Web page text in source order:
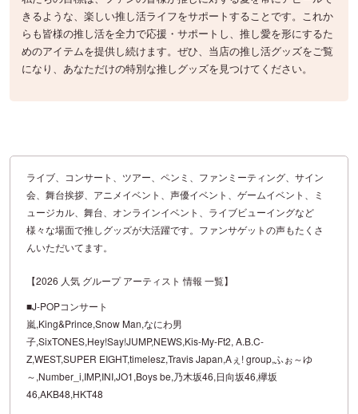
きるような、楽しい推し活ライフをサポートすることです。これか
らも皆様の推し活を全力で応援・サポートし、推し愛を形にするた
めのアイテムを提供し続けます。ぜひ、当店の推し活グッズをご覧
になり、あなただけの特別な推しグッズを見つけてください。
ライブ、コンサート、ツアー、ペンミ、ファンミーティング、サイン
会、舞台挨拶、アニメイベント、声優イベント、ゲームイベント、ミ
ュージカル、舞台、オンラインイベント、ライブビューイングなど
様々な場面で推しグッズが大活躍です。ファンサゲットの声もたくさ
んいただいてます。
【2026 人気 グループ アーティスト 情報 一覧】
■J-POPコンサート
嵐,King&Prince,Snow Man,なにわ男
子,SixTONES,Hey!Say!JUMP,NEWS,Kis-My-Ft2, A.B.C-
Z,WEST,SUPER EIGHT,timelesz,Travis Japan,Aぇ! group,ふぉ～ゆ
～,Number_i,IMP,INI,JO1,Boys be,乃木坂46,日向坂46,欅坂
46,AKB48,HKT48